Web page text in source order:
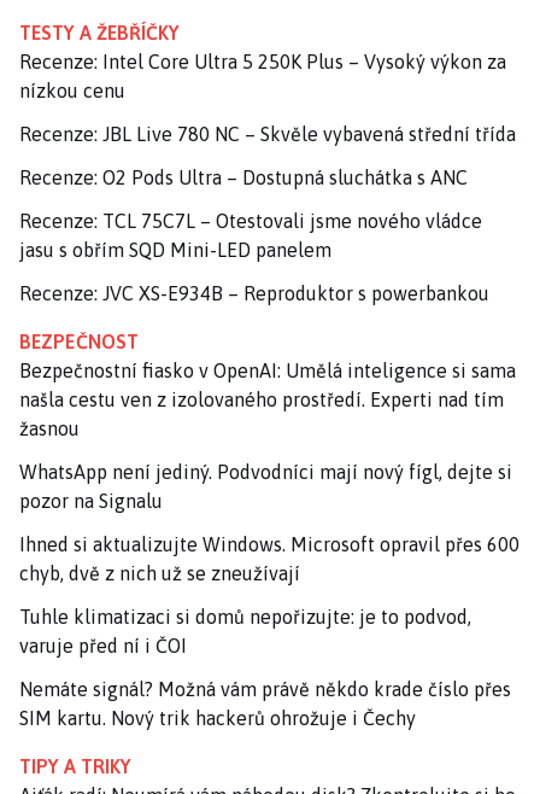
TESTY A ŽEBŘÍČKY
Recenze: Intel Core Ultra 5 250K Plus – Vysoký výkon za
nízkou cenu
Recenze: JBL Live 780 NC – Skvěle vybavená střední třída
Recenze: O2 Pods Ultra – Dostupná sluchátka s ANC
Recenze: TCL 75C7L – Otestovali jsme nového vládce
jasu s obřím SQD Mini-LED panelem
Recenze: JVC XS-E934B – Reproduktor s powerbankou
BEZPEČNOST
Bezpečnostní fiasko v OpenAI: Umělá inteligence si sama
našla cestu ven z izolovaného prostředí. Experti nad tím
žasnou
WhatsApp není jediný. Podvodníci mají nový fígl, dejte si
pozor na Signalu
Ihned si aktualizujte Windows. Microsoft opravil přes 600
chyb, dvě z nich už se zneužívají
Tuhle klimatizaci si domů nepořizujte: je to podvod,
varuje před ní i ČOI
Nemáte signál? Možná vám právě někdo krade číslo přes
SIM kartu. Nový trik hackerů ohrožuje i Čechy
TIPY A TRIKY